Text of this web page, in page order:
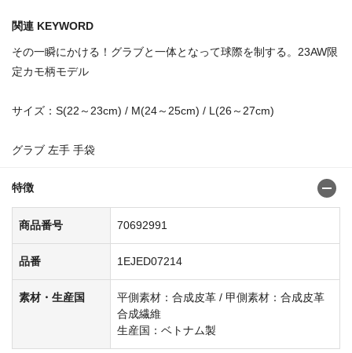
関連 KEYWORD
その一瞬にかける！グラブと一体となって球際を制する。23AW限
定カモ柄モデル
サイズ：S(22～23cm) / M(24～25cm) / L(26～27cm)
グラブ 左手 手袋
特徴
商品番号 70692991
品番 1EJED07214
素材・生産国
平側素材：合成皮革 / 甲側素材：合成皮革
合成繊維
生産国：ベトナム製